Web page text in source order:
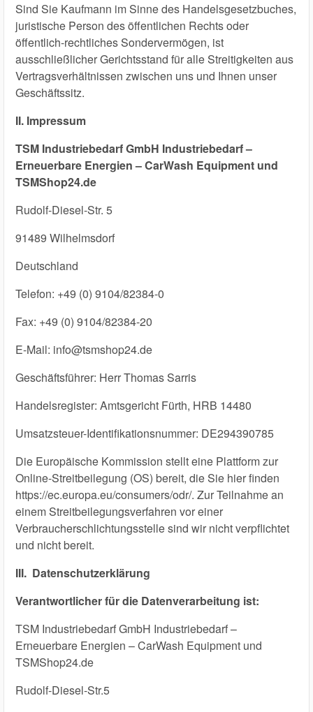
Sind Sie Kaufmann im Sinne des Handelsgesetzbuches,
juristische Person des öffentlichen Rechts oder
öffentlich-rechtliches Sondervermögen, ist
ausschließlicher Gerichtsstand für alle Streitigkeiten aus
Vertragsverhältnissen zwischen uns und Ihnen unser
Geschäftssitz.
II. Impressum
TSM Industriebedarf GmbH Industriebedarf –
Erneuerbare Energien – CarWash Equipment und
TSMShop24.de
Rudolf-Diesel-Str. 5
91489 Wilhelmsdorf
Deutschland
Telefon: +49 (0) 9104/82384-0
Fax: +49 (0) 9104/82384-20
E-Mail: info@tsmshop24.de
Geschäftsführer: Herr Thomas Sarris
Handelsregister: Amtsgericht Fürth, HRB 14480
Umsatzsteuer-Identifikationsnummer: DE294390785
Die Europäische Kommission stellt eine Plattform zur
Online-Streitbeilegung (OS) bereit, die Sie hier finden
https://ec.europa.eu/consumers/odr/. Zur Teilnahme an
einem Streitbeilegungsverfahren vor einer
Verbraucherschlichtungsstelle sind wir nicht verpflichtet
und nicht bereit.
III. Datenschutzerklärung
Verantwortlicher für die Datenverarbeitung ist:
TSM Industriebedarf GmbH Industriebedarf –
Erneuerbare Energien – CarWash Equipment und
TSMShop24.de
Rudolf-Diesel-Str.5